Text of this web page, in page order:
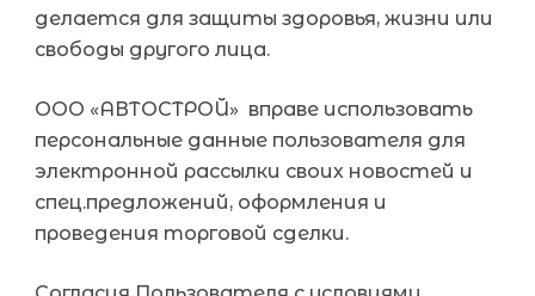
делается для защиты здоровья, жизни или
свободы другого лица.
ООО «АВТОСТРОЙ» вправе использовать
персональные данные пользователя для
электронной рассылки своих новостей и
спец.предложений, оформления и
проведения торговой сделки.